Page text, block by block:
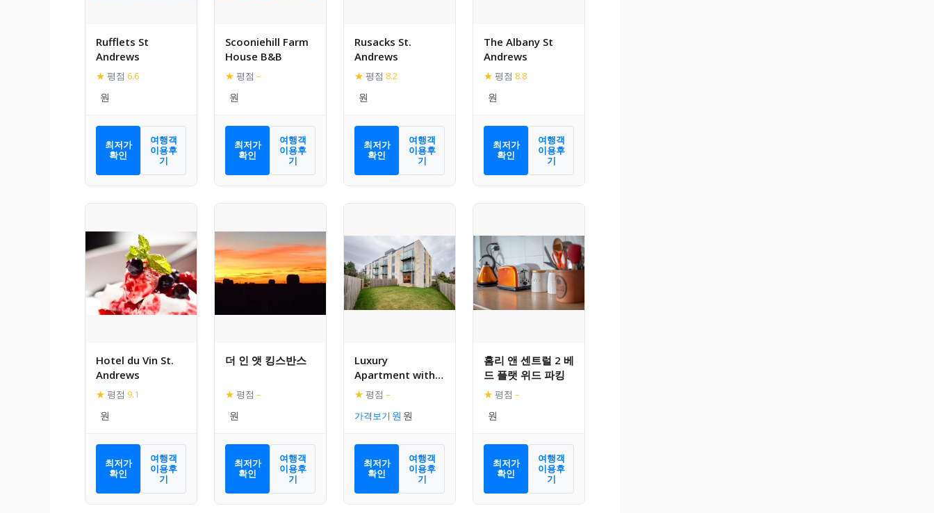
Rufflets St
Andrews
★ 평점 6.6
최저가
확인
여행객
이용후
기
Scooniehill Farm
House B&B
★ 평점 –
최저가
확인
여행객
이용후
기
Rusacks St.
Andrews
★ 평점 8.2
최저가
확인
여행객
이용후
기
The Albany St
Andrews
★ 평점 8.8
최저가
확인
여행객
이용후
기
Hotel du Vin St.
Andrews
★ 평점 9.1
최저가
확인
여행객
이용후
기
더 인 앳 킹스반스
★ 평점 –
최저가
확인
여행객
이용후
기
Luxury
Apartment with
Garden | Free
Parking
★ 평점 –
가격보기
최저가
확인
여행객
이용후
기
홈리 앤 센트럴 2 베
드 플랫 위드 파킹
★ 평점 –
최저가
확인
여행객
이용후
기